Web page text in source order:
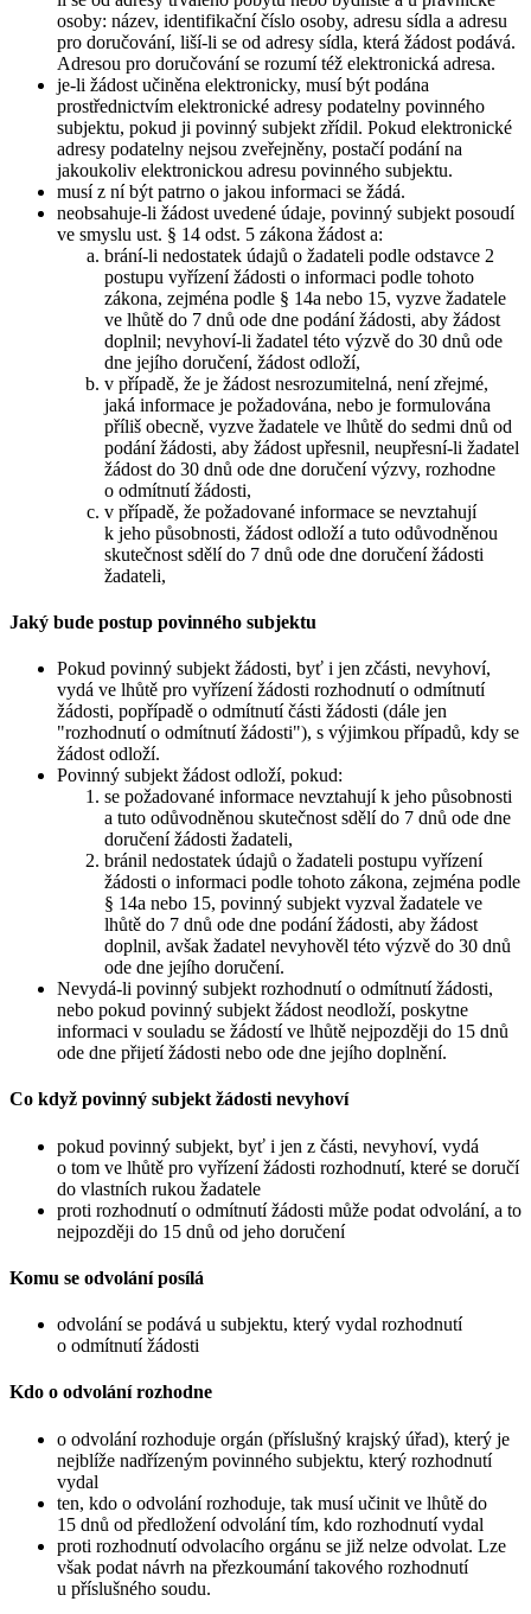
osoby: název, identifikační číslo osoby, adresu sídla a adresu
pro doručování, liší-li se od adresy sídla, která žádost podává.
Adresou pro doručování se rozumí též elektronická adresa.
je-li žádost učiněna elektronicky, musí být podána
prostřednictvím elektronické adresy podatelny povinného
subjektu, pokud ji povinný subjekt zřídil. Pokud elektronické
adresy podatelny nejsou zveřejněny, postačí podání na
jakoukoliv elektronickou adresu povinného subjektu.
musí z ní být patrno o jakou informaci se žádá.
neobsahuje-li žádost uvedené údaje, povinný subjekt posoudí
ve smyslu ust. § 14 odst. 5 zákona žádost a:
brání-li nedostatek údajů o žadateli podle odstavce 2
postupu vyřízení žádosti o informaci podle tohoto
zákona, zejména podle § 14a nebo 15, vyzve žadatele
ve lhůtě do 7 dnů ode dne podání žádosti, aby žádost
doplnil; nevyhoví-li žadatel této výzvě do 30 dnů ode
dne jejího doručení, žádost odloží,
v případě, že je žádost nesrozumitelná, není zřejmé,
jaká informace je požadována, nebo je formulována
příliš obecně, vyzve žadatele ve lhůtě do sedmi dnů od
podání žádosti, aby žádost upřesnil, neupřesní-li žadatel
žádost do 30 dnů ode dne doručení výzvy, rozhodne
o odmítnutí žádosti,
v případě, že požadované informace se nevztahují
k jeho působnosti, žádost odloží a tuto odůvodněnou
skutečnost sdělí do 7 dnů ode dne doručení žádosti
žadateli,
Jaký bude postup povinného subjektu
Pokud povinný subjekt žádosti, byť i jen zčásti, nevyhoví,
vydá ve lhůtě pro vyřízení žádosti rozhodnutí o odmítnutí
žádosti, popřípadě o odmítnutí části žádosti (dále jen
"rozhodnutí o odmítnutí žádosti"), s výjimkou případů, kdy se
žádost odloží.
Povinný subjekt žádost odloží, pokud:
se požadované informace nevztahují k jeho působnosti
a tuto odůvodněnou skutečnost sdělí do 7 dnů ode dne
doručení žádosti žadateli,
bránil nedostatek údajů o žadateli postupu vyřízení
žádosti o informaci podle tohoto zákona, zejména podle
§ 14a nebo 15, povinný subjekt vyzval žadatele ve
lhůtě do 7 dnů ode dne podání žádosti, aby žádost
doplnil, avšak žadatel nevyhověl této výzvě do 30 dnů
ode dne jejího doručení.
Nevydá-li povinný subjekt rozhodnutí o odmítnutí žádosti,
nebo pokud povinný subjekt žádost neodloží, poskytne
informaci v souladu se žádostí ve lhůtě nejpozději do 15 dnů
ode dne přijetí žádosti nebo ode dne jejího doplnění.
Co když povinný subjekt žádosti nevyhoví
pokud povinný subjekt, byť i jen z části, nevyhoví, vydá
o tom ve lhůtě pro vyřízení žádosti rozhodnutí, které se doručí
do vlastních rukou žadatele
proti rozhodnutí o odmítnutí žádosti může podat odvolání, a to
nejpozději do 15 dnů od jeho doručení
Komu se odvolání posílá
odvolání se podává u subjektu, který vydal rozhodnutí
o odmítnutí žádosti
Kdo o odvolání rozhodne
o odvolání rozhoduje orgán (příslušný krajský úřad), který je
nejblíže nadřízeným povinného subjektu, který rozhodnutí
vydal
ten, kdo o odvolání rozhoduje, tak musí učinit ve lhůtě do
15 dnů od předložení odvolání tím, kdo rozhodnutí vydal
proti rozhodnutí odvolacího orgánu se již nelze odvolat. Lze
však podat návrh na přezkoumání takového rozhodnutí
u příslušného soudu.